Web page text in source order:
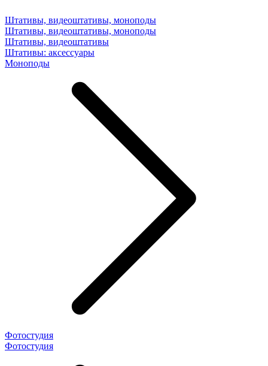
Штативы, видеоштативы, моноподы
Штативы, видеоштативы, моноподы
Штативы, видеоштативы
Штативы: аксессуары
Моноподы
Фотостудия
Фотостудия